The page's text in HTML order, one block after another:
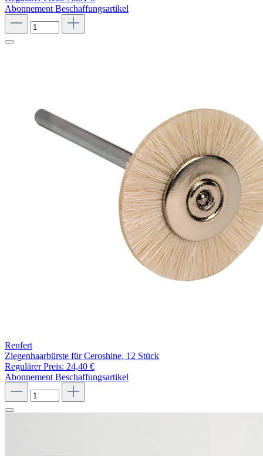
Abonnement Beschaffungsartikel
Renfert
Ziegenhaarbürste für Ceroshine, 12 Stück
Regulärer Preis: 24,40 €
Abonnement Beschaffungsartikel